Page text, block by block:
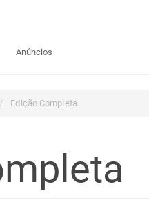
Anúncios
Edição Completa